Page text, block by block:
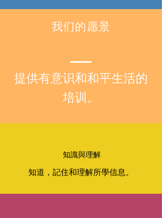
論或判斷。
知識與理解
知道，記住和理解所學信息。
我们的愿景
提供有意识和和平生活的
培训。